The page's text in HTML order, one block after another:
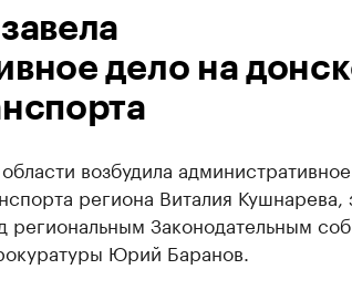
дело на
возбудила
региона Виталия Кушнарева,
региональным Законодательным
Юрий Баранов.